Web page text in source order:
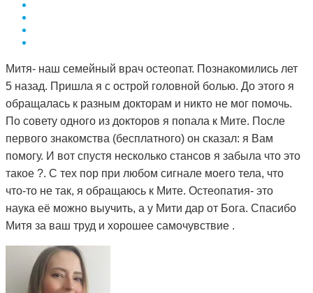
Митя- наш семейный врач остеопат. Познакомились лет
5 назад. Пришла я с острой головной болью. До этого я
обращалась к разным докторам и никто не мог помочь.
По совету одного из докторов я попала к Мите. После
первого знакомства (бесплатного) он сказал: я Вам
помогу. И вот спустя несколько стансов я забыла что это
такое ?. С тех пор при любом сигнале моего тела, что
что-то не так, я обращаюсь к Мите. Остеопатия- это
наука её можно выучить, а у Мити дар от Бога. Спасибо
Митя за ваш труд и хорошее самочувствие .